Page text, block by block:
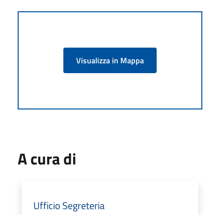
Visualizza in Mappa
A cura di
Ufficio Segreteria